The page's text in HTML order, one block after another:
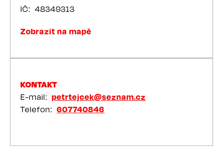
IČ 48349313
Zobrazit na mapě
KONTAKT
E-mail
petrtejcek@seznam.cz
Telefon
607740846